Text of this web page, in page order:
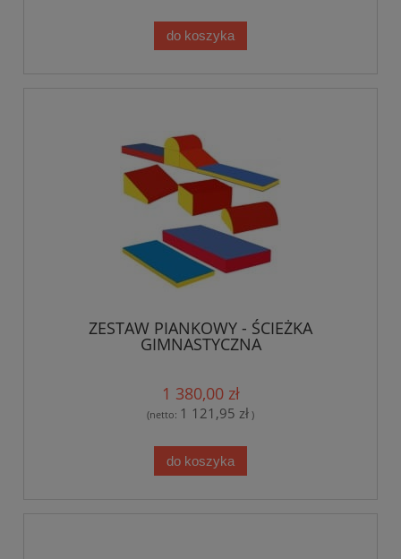
do koszyka
ZESTAW PIANKOWY - ŚCIEŻKA
GIMNASTYCZNA
1 380,00 zł
(netto: 1 121,95 zł )
do koszyka